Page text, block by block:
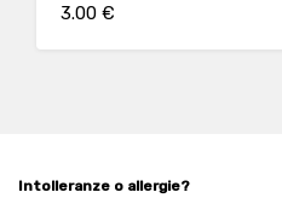
3.00 €
Intolleranze o allergie?